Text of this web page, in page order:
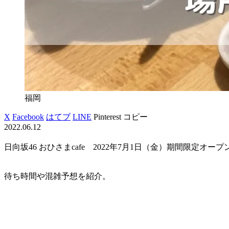
福岡
X Facebook はてブ LINE Pinterest コピー
2022.06.12
日向坂46 おひさまcafe 2022年7月1日（金）期間限定オープ
待ち時間や混雑予想を紹介。